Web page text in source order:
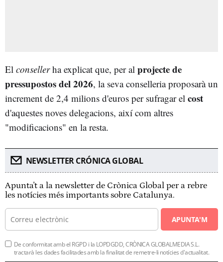
El consellerha explicat que, per al projecte de
pressupostos del 2026, la seva conselleria proposarà un
increment de 2,4 milions d'euros per sufragar el cost
d'aquestes noves delegacions, així com altres
"modificacions" en la resta.
NEWSLETTER CRÓNICA GLOBAL
Apunta't a la newsletter de Crònica Global per a rebre
les notícies més importants sobre Catalunya.
APUNTA'M
De conformitat amb el RGPD i la LOPDGDD, CRÒNICA GLOBALMEDIA S.L.
tractarà les dades facilitades amb la finalitat de remetre-li notícies d'actualitat.